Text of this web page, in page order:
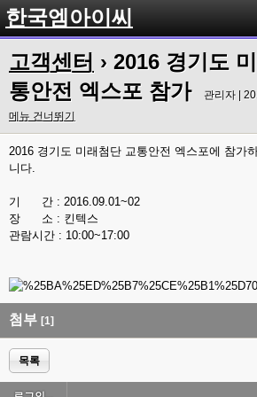
한국엠아이씨
고객센터 › 2016 경기도
통안전 엑스포 참가
관리자 |
메뉴 건너뛰기
2016 경기도 미래첨단 교통안전 엑스포에 참가
니다.
기 간 : 2016.09.01~02
장 소 : 킨텍스
관람시간 : 10:00~17:00
첨부 [1]
목록